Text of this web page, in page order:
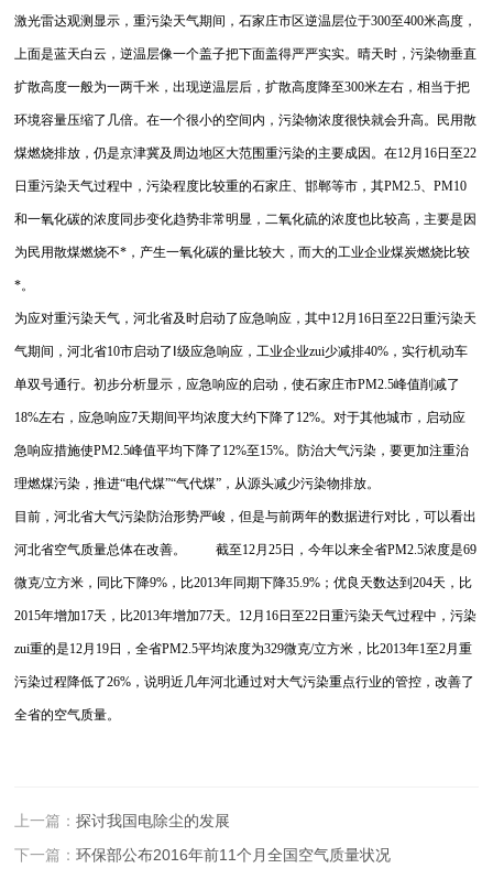
激光雷达观测显示，重污染天气期间，石家庄市区逆温层位于300至400米高度，
上面是蓝天白云，逆温层像一个盖子把下面盖得严严实实。晴天时，污染物垂直
扩散高度一般为一两千米，出现逆温层后，扩散高度降至300米左右，相当于把
环境容量压缩了几倍。在一个很小的空间内，污染物浓度很快就会升高。民用散
煤燃烧排放，仍是京津冀及周边地区大范围重污染的主要成因。在12月16日至22
日重污染天气过程中，污染程度比较重的石家庄、邯郸等市，其PM2.5、PM10
和一氧化碳的浓度同步变化趋势非常明显，二氧化硫的浓度也比较高，主要是因
为民用散煤燃烧不*，产生一氧化碳的量比较大，而大的工业企业煤炭燃烧比较
*。
为应对重污染天气，河北省及时启动了应急响应，其中12月16日至22日重污染天
气期间，河北省10市启动了Ⅰ级应急响应，工业企业zui少减排40%，实行机动车
单双号通行。初步分析显示，应急响应的启动，使石家庄市PM2.5峰值削减了
18%左右，应急响应7天期间平均浓度大约下降了12%。对于其他城市，启动应
急响应措施使PM2.5峰值平均下降了12%至15%。防治大气污染，要更加注重治
理燃煤污染，推进“电代煤”“气代煤”，从源头减少污染物排放。
目前，河北省大气污染防治形势严峻，但是与前两年的数据进行对比，可以看出
河北省空气质量总体在改善。 截至12月25日，今年以来全省PM2.5浓度是69
微克/立方米，同比下降9%，比2013年同期下降35.9%；优良天数达到204天，比
2015年增加17天，比2013年增加77天。12月16日至22日重污染天气过程中，污染
zui重的是12月19日，全省PM2.5平均浓度为329微克/立方米，比2013年1至2月重
污染过程降低了26%，说明近几年河北通过对大气污染重点行业的管控，改善了
全省的空气质量。
上一篇：探讨我国电除尘的发展
下一篇：环保部公布2016年前11个月全国空气质量状况